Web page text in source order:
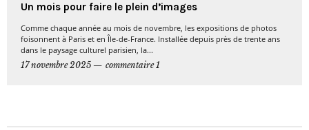
Un mois pour faire le plein d’images
Comme chaque année au mois de novembre, les expositions de photos
foisonnent à Paris et en Île-de-France. Installée depuis près de trente ans
dans le paysage culturel parisien, la...
17 novembre 2025
commentaire 1